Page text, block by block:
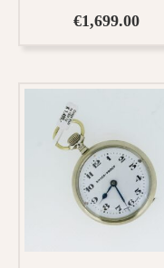
€1,699.00